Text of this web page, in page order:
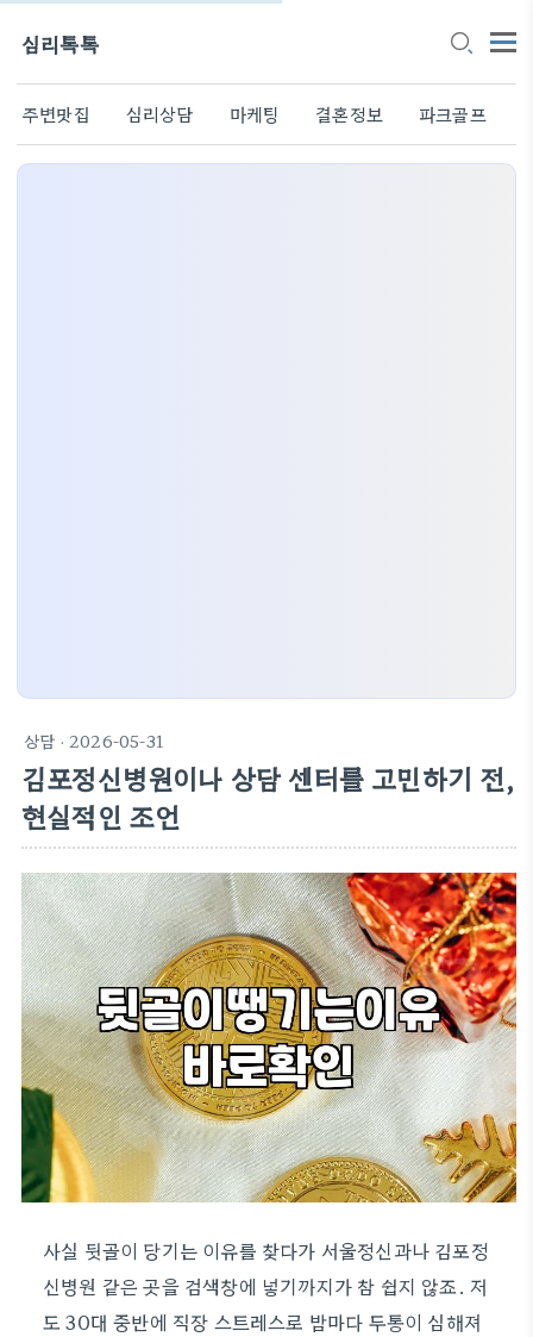
심리톡톡
주변맛집 심리상담 마케팅 결혼정보 파크골프
상담 · 2026-05-31
김포정신병원이나 상담 센터를 고민하기 전,
현실적인 조언
사실 뒷골이 당기는 이유를 찾다가 서울정신과나 김포정
신병원 같은 곳을 검색창에 넣기까지가 참 쉽지 않죠. 저
도 30대 중반에 직장 스트레스로 밤마다 두통이 심해져